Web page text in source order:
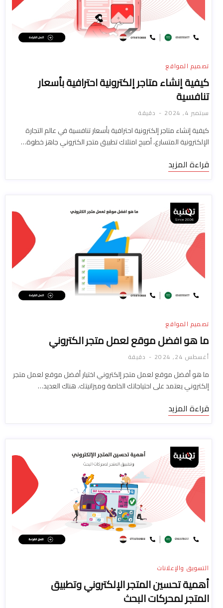
تصميم المواقع
كيفية إنشاء متاجر إلكترونية احترافية بأسعار
تنافسية
سبتمبر 4, 2024 دقيقة
كيفية إنشاء متاجر إلكترونية احترافية بأسعار تنافسية في عالم التجارة
الإلكترونية المتسارع، أصبح امتلاك تطبيق متجر الكتروني جاهز خطوة…
قراءة المزيد
تصميم المواقع
ما هو افضل موقع لعمل متجر الكتروني
أغسطس 24, 2024 دقيقة
ما هو أفضل موقع لعمل متجر إلكتروني اختيار أفضل موقع لعمل متجر
إلكتروني يعتمد على احتياجاتك الخاصة وميزانيتك. هناك العديد…
قراءة المزيد
التسويق والإعلانات
أهمية تحسين المتجر الإلكتروني وتطبيق
المتجر لمحركات البحث